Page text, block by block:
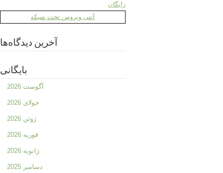
رایگان
آنتی ویروس تحت شبکه
آخرین دیدگاه‌ها
بایگانی
آگوست 2026
جولای 2026
ژوئن 2026
فوریه 2026
ژانویه 2026
دسامبر 2025